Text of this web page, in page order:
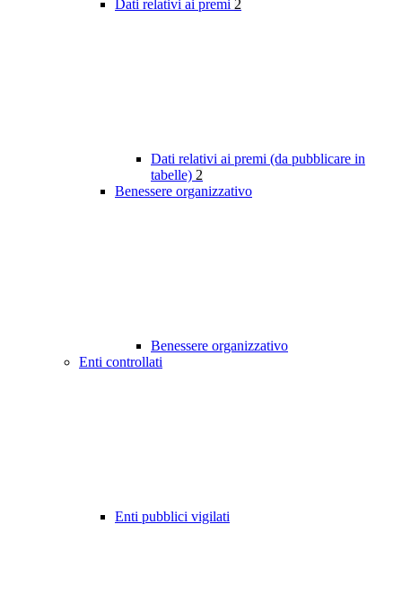
Dati relativi ai premi 2
Dati relativi ai premi (da pubblicare in
tabelle) 2
Benessere organizzativo
Benessere organizzativo
Enti controllati
Enti pubblici vigilati